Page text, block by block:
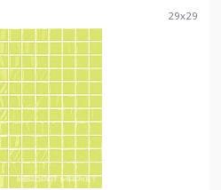
29x29